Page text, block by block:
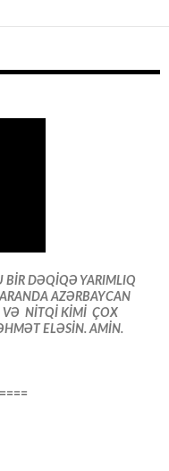
BİR DƏQİQƏ YARIMLIQ
AZƏRBAYCAN
VƏ NİTQİ KİMİ ÇOX
ELƏSİN. AMİN.